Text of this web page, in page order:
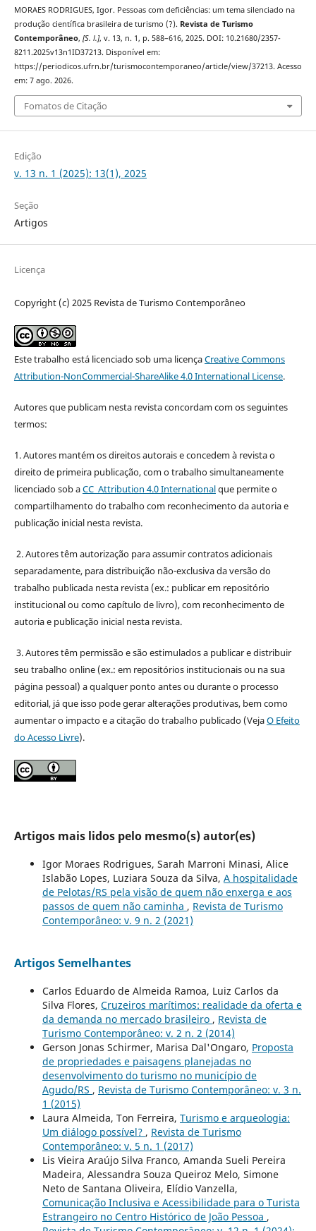
MORAES RODRIGUES, Igor. Pessoas com deficiências: um tema silenciado na
produção científica brasileira de turismo (?). Revista de Turismo
Contemporâneo, [S. l.], v. 13, n. 1, p. 588–616, 2025. DOI: 10.21680/2357-
8211.2025v13n1ID37213. Disponível em:
https://periodicos.ufrn.br/turismocontemporaneo/article/view/37213. Acesso
em: 7 ago. 2026.
Fomatos de Citação
Edição
v. 13 n. 1 (2025): 13(1), 2025
Seção
Artigos
Licença
Copyright (c) 2025 Revista de Turismo Contemporâneo
Este trabalho está licenciado sob uma licençaCreative Commons
Attribution-NonCommercial-ShareAlike 4.0 International License.
Autores que publicam nesta revista concordam com os seguintes
termos:
1. Autores mantém os direitos autorais e concedem à revista o
direito de primeira publicação, com o trabalho simultaneamente
licenciado sob aCC Attribution 4.0 Internationalque permite o
compartilhamento do trabalho com reconhecimento da autoria e
publicação inicial nesta revista.
2. Autores têm autorização para assumir contratos adicionais
separadamente, para distribuição não-exclusiva da versão do
trabalho publicada nesta revista (ex.: publicar em repositório
institucional ou como capítulo de livro), com reconhecimento de
autoria e publicação inicial nesta revista.
3. Autores têm permissão e são estimulados a publicar e distribuir
seu trabalho online (ex.: em repositórios institucionais ou na sua
página pessoal) a qualquer ponto antes ou durante o processo
editorial, já que isso pode gerar alterações produtivas, bem como
aumentar o impacto e a citação do trabalho publicado (VejaO Efeito
do Acesso Livre).
Artigos mais lidos pelo mesmo(s) autor(es)
Igor Moraes Rodrigues, Sarah Marroni Minasi, Alice
Islabão Lopes, Luziara Souza da Silva, A hospitalidade
de Pelotas/RS pela visão de quem não enxerga e aos
passos de quem não caminha , Revista de Turismo
Contemporâneo: v. 9 n. 2 (2021)
Artigos Semelhantes
Carlos Eduardo de Almeida Ramoa, Luiz Carlos da
Silva Flores, Cruzeiros marítimos: realidade da oferta e
da demanda no mercado brasileiro , Revista de
Turismo Contemporâneo: v. 2 n. 2 (2014)
Gerson Jonas Schirmer, Marisa Dal'Ongaro, Proposta
de propriedades e paisagens planejadas no
desenvolvimento do turismo no município de
Agudo/RS , Revista de Turismo Contemporâneo: v. 3 n.
1 (2015)
Laura Almeida, Ton Ferreira, Turismo e arqueologia:
Um diálogo possível? , Revista de Turismo
Contemporâneo: v. 5 n. 1 (2017)
Lis Vieira Araújo Silva Franco, Amanda Sueli Pereira
Madeira, Alessandra Souza Queiroz Melo, Simone
Neto de Santana Oliveira, Elídio Vanzella,
Comunicação Inclusiva e Acessibilidade para o Turista
Estrangeiro no Centro Histórico de João Pessoa ,